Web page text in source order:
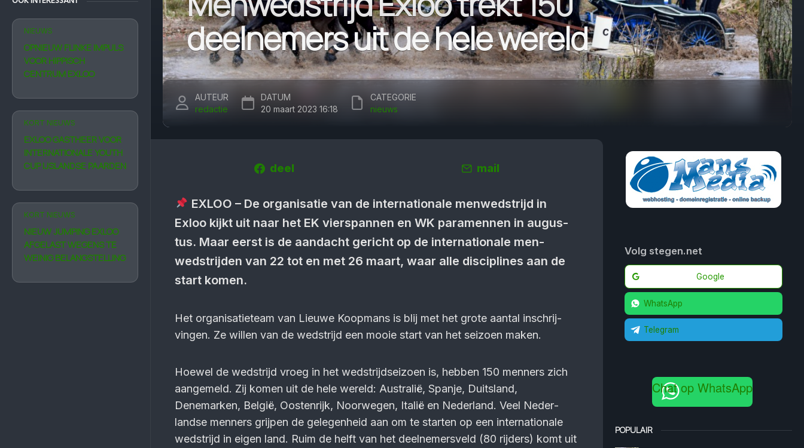
NIEUWS
OPNIEUW FLINKE IMPULS
VOOR HIPPISCH
CENTRUM EXLOO
KORT NIEUWS
EXLOO GASTHEER VOOR
INTERNATIONALE YOUTH
CUP IJSLANDSE PAARDEN
KORT NIEUWS
NIEUW JUMPING EXLOO
AFGE­LAST WEGENS TE
WEINIG BELANG­STELLING
deelnemers uit de hele wereld
AUTEUR
redactie
DATUM
20 maart 2023 16:18
CATEGORIE
nieuws
deel mail
EXLOO – De organisatie van de inter­nationale men­wed­strijd in
Exloo kijkt uit naar het EK vier­spannen en WK para­mennen in augus­
tus. Maar eerst is de aan­dacht gericht op de inter­nationale men­
wedstrijden van 22 tot en met 26 maart, waar alle disci­plines aan de
start komen.
Het organisatieteam van Lieuwe Koop­mans is blij met het grote aantal inschrij­
vingen. Ze willen van de wedstrijd een mooie start van het seizoen maken.
Hoewel de wedstrijd vroeg in het wed­strijd­seizoen is, hebben 150 menners zich
aan­gemeld. Zij komen uit de hele wereld: Australië, Spanje, Duitsland,
Denemarken, België, Oostenrijk, Noorwegen, Italië en Nederland. Veel Neder­
landse menners grijpen de gelegenheid aan om te starten op een inter­nationale
wedstrijd in eigen land. Ruim de helft van het deel­nemers­veld (80 rijders) komt uit
Volg stegen.net
Google
WhatsApp
Telegram
Chat op WhatsApp
POPULAIR